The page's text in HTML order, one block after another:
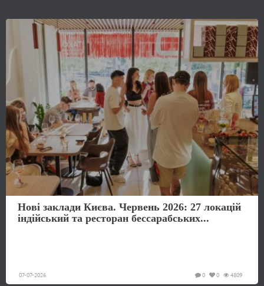
Нові заклади Києва. Червень 2026: 27 локацій
індійський та ресторан бессарабських...
07-07-2026 4809
0
0